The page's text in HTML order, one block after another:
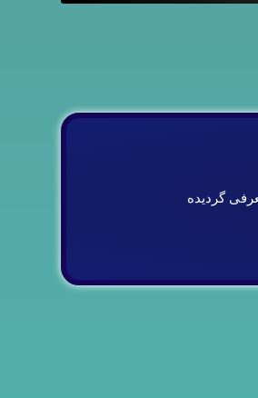
گرديده